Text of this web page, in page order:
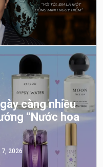
càng nhiều
“Nước hoa
2026